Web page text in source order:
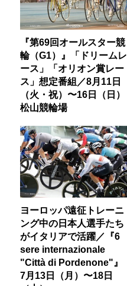
『第69回オールスター競
輪（G1）』「ドリームレ
ース」「オリオン賞レー
ス」想定番組／8月11日
（火・祝）〜16日（日）
松山競輪場
ヨーロッパ遠征トレーニ
ング中の日本人選手たち
がイタリアで活躍／『6
sere internazionale
"Città di Pordenone"』
7月13日（月）〜18日